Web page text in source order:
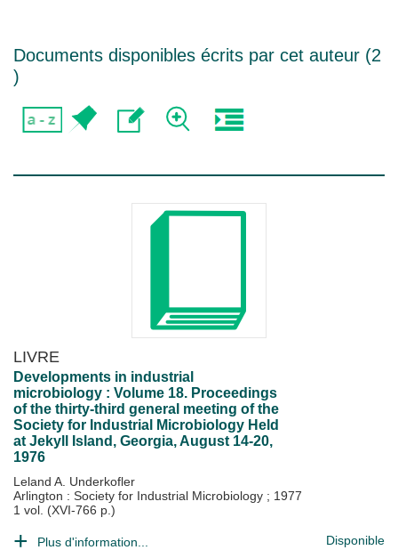
Documents disponibles écrits par cet auteur (2
)
LIVRE
Developments in industrial
microbiology : Volume 18. Proceedings
of the thirty-third general meeting of the
Society for Industrial Microbiology Held
at Jekyll Island, Georgia, August 14-20,
1976
Leland A. Underkofler
Arlington : Society for Industrial Microbiology ; 1977
1 vol. (XVI-766 p.)
Plus d'information... Disponible